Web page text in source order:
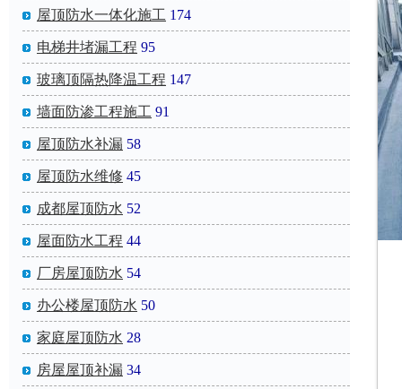
屋顶防水一体化施工 174
电梯井堵漏工程 95
玻璃顶隔热降温工程 147
墙面防渗工程施工 91
屋顶防水补漏 58
屋顶防水维修 45
成都屋顶防水 52
屋面防水工程 44
厂房屋顶防水 54
办公楼屋顶防水 50
家庭屋顶防水 28
房屋屋顶补漏 34